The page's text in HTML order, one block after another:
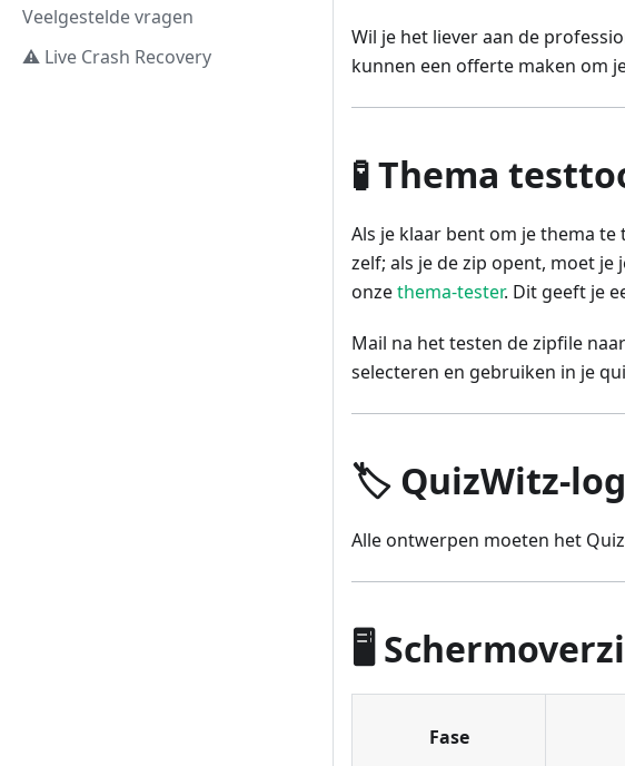
Veelgestelde vragen
⚠️ Live Crash Recovery
Wil je het liever aan de
kunnen een offerte maken om
🧪 Thema
Als je klaar bent om je thema te
zelf; als je de zip opent, moet
onzethema-tester. Dit geeft je
Mail na het testen de zipfile
selecteren en gebruiken in je
🏷️ QuizWitz-
Alle ontwerpen moeten het
🖥️
Fase